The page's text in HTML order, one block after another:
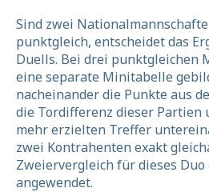
Sind zwei
punktgleich, entscheidet das
Duells. Bei drei punktgleichen
eine separate Minitabelle
nacheinander die Punkte aus
die Tordifferenz dieser Partien
mehr erzielten Treffer
zwei Kontrahenten exakt
Zweiervergleich für dieses
angewendet.